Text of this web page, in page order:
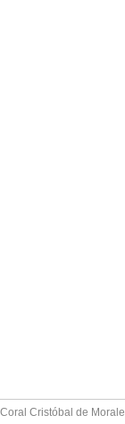
Coral Cristóbal de